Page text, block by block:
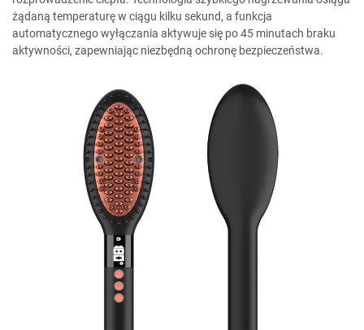
żądaną temperaturę w ciągu kilku sekund, a funkcja
automatycznego wyłączania aktywuje się po 45 minutach braku
aktywności, zapewniając niezbędną ochronę bezpieczeństwa.